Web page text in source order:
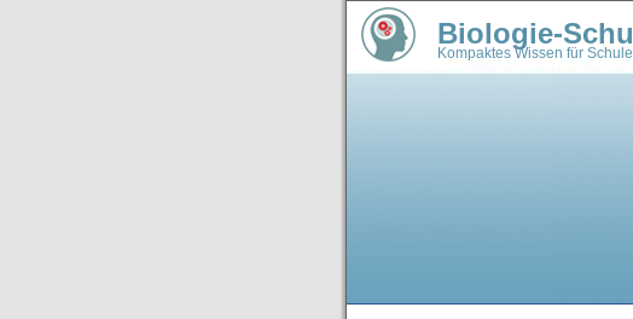
Biologie-
Kompaktes Wissen für